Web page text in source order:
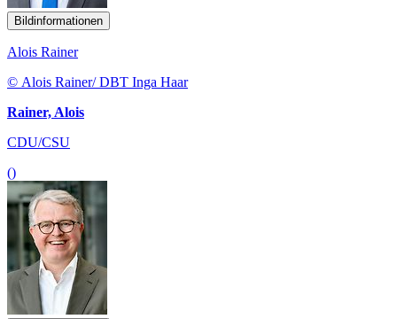
Bildinformationen
Alois Rainer
© Alois Rainer/ DBT Inga Haar
Rainer, Alois
CDU/CSU
()